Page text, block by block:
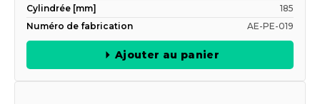
Cylindrée [mm]
185
Numéro de fabrication
AE-PE-019
Ajouter au panier